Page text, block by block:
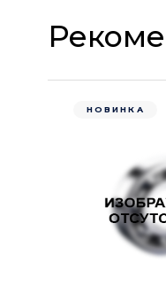
НОВИНКА